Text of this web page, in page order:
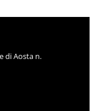
di Aosta n.